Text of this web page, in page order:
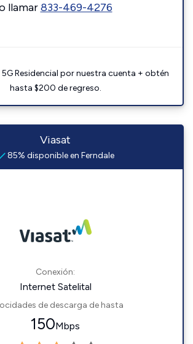
llamar833-469-4276
Residencial por nuestra cuenta + obtén
hasta $200 de regreso.
Viasat
85% disponible en Ferndale
Conexión:
Internet Satelital
de descarga de hasta
150Mbps